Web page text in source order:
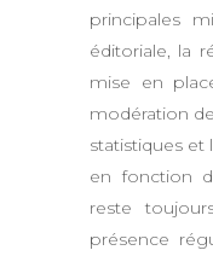
principales
éditoriale, la
mise en
modération
statistiques et
en fonction
reste
présence